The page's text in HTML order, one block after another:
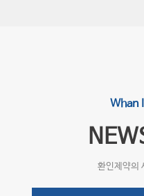
Whan
환인제약의